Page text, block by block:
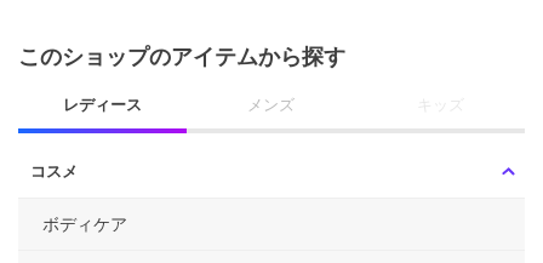
このショップのアイテムから探す
レディース メンズ キッズ
コスメ
ボディケア